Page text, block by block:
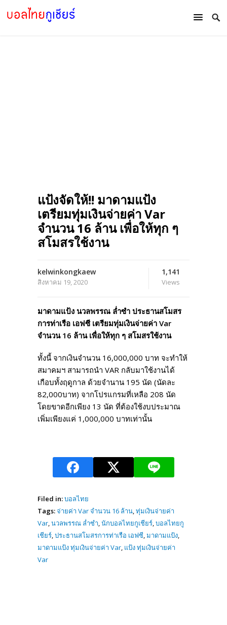
แป้งจัดให้!! มาดามแป้ง
เตรียมทุ่มเงินจ่ายค่า Var
จำนวน 16 ล้าน เพื่อให้ทุก ๆ
สโมสรใช้งาน
kelwinkongkaew
สิงหาคม 19, 2020
1,141
Views
มาดามแป้ง นวลพรรณ ล่ำซำ ประธานสโมสร
การท่าเรือ เอฟซี เตรียมทุ่มเงินจ่ายค่า Var
จำนวน 16 ล้าน เพื่อให้ทุก ๆ สโมสรใช้งาน
ทั้งนี้ จากเงินจำนวน 16,000,000 บาท จะทำให้
สมาคมฯ สามารถนำ VAR กลับมาใช้งานได้
เกือบทั้งฤดูกาล ด้วยจำนาน 195 นัด (นัดละ
82,000บาท) จากโปรแกรมที่เหลือ 208 นัด
โดยขาดอีกเพียง 13 นัด ที่ต้องใช้งบประมาณ
เพิ่มเพียงแค่ 1,000,000 บาทเท่านั้น
Filed in:บอลไทย
Tags:จ่ายค่า Var จำนวน 16 ล้าน,ทุ่มเงินจ่ายค่า
Var,นวลพรรณ ล่ำซำ,นักบอลไทยกูเชียร์,บอลไทยกู
เชียร์,ประธานสโมสรการท่าเรือ เอฟซี,มาดามแป้ง,
มาดามแป้ง ทุ่มเงินจ่ายค่า Var, แป้ง ทุ่มเงินจ่ายค่า
Var